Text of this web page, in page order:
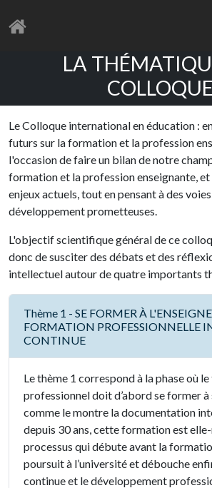
LA
COLLOQUE
Le Colloque international en éducation :
futurs sur la formation et la profession
l'occasion de faire un bilan de notre
formation et la profession enseignante,
enjeux actuels, tout en pensant à des
développement prometteuses.
L'objectif scientifique général de ce
donc de susciter des débats et des
intellectuel autour de quatre importants
Thème 1 - SE FORMER À
FORMATION PROFESSIONNELLE
CONTINUE
Le thème 1 correspond à la phase où
professionnel doit d’abord se former à
comme le montre la documentation
depuis 30 ans, cette formation est
processus qui débute avant la
poursuit à l’université et débouche
continue et le développement